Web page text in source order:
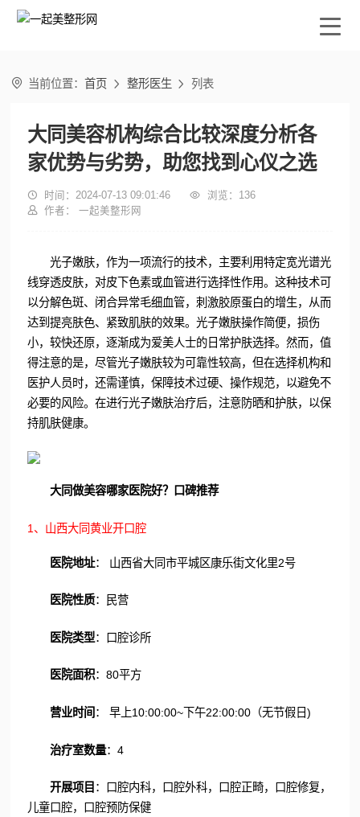
 当前位置：首页  整形医生  列表
大同美容机构综合比较深度分析各
家优势与劣势，助您找到心仪之选
 时间：2024-07-13 09:01:46  浏览： 136
 作者： 一起美整形网
光子嫩肤，作为一项流行的技术，主要利用特定宽光谱光
线穿透皮肤，对皮下色素或血管进行选择性作用。这种技术可
以分解色斑、闭合异常毛细血管，刺激胶原蛋白的增生，从而
达到提亮肤色、紧致肌肤的效果。光子嫩肤操作简便，损伤
小，较快还原，逐渐成为爱美人士的日常护肤选择。然而，值
得注意的是，尽管光子嫩肤较为可靠性较高，但在选择机构和
医护人员时，还需谨慎，保障技术过硬、操作规范，以避免不
必要的风险。在进行光子嫩肤治疗后，注意防晒和护肤，以保
持肌肤健康。
大同做美容哪家医院好？口碑推荐
1、山西大同黄业开口腔
医院地址： 山西省大同市平城区康乐街文化里2号
医院性质：民营
医院类型：口腔诊所
医院面积：80平方
营业时间 ： 早上10:00:00~下午22:00:00（无节假日)
治疗室数量：4
开展项目 ：口腔内科，口腔外科，口腔正畸，口腔修复，
儿童口腔，口腔预防保健